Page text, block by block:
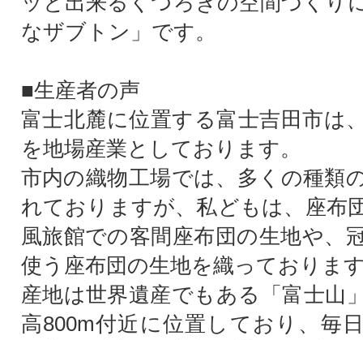
なザブトン」です。
■生産者の声
富士北麓に位置する富士吉田市は
を地場産業としております。
市内の織物工場では、多くの種類
れておりますが、私どもは、座布
風旅館での客間座布団の生地や、
使う座布団の生地を織っておりま
産地は世界遺産でもある「富士山
高800m付近に位置しており、毎